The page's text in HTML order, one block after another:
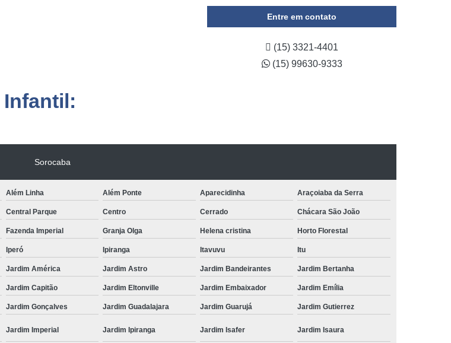
Entre em contato
(15) 3321-4401
(15) 99630-9333
Sorocaba
Além Linha Além Ponte Aparecidinha Araçoiaba da Serra
Central Parque Centro Cerrado Chácara São João
Fazenda Imperial Granja Olga Helena cristina Horto Florestal
Iperó Ipiranga Itavuvu Itu
Jardim América Jardim Astro Jardim Bandeirantes Jardim Bertanha
Jardim Capitão Jardim Eltonville Jardim Embaixador Jardim Emília
Jardim Gonçalves Jardim Guadalajara Jardim Guarujá Jardim Gutierrez
Jardim Imperial Jardim Ipiranga Jardim Isafer Jardim Isaura